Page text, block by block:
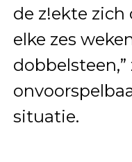
de z!ekte zich
elke zes
situatie.